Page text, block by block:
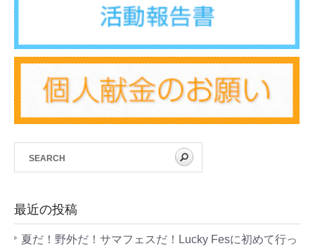
最近の投稿
夏だ！野外だ！サマフェスだ！Lucky Fesに初めて行っ